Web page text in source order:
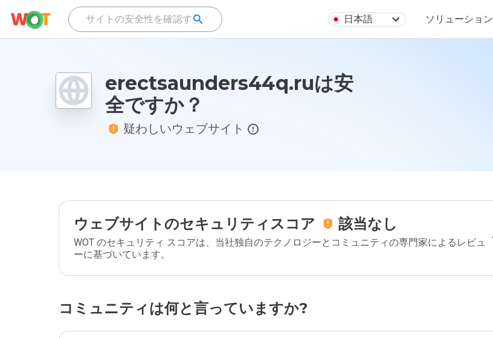
日本語 ソリューション
erectsaunders44q.ruは安
全ですか？
疑わしいウェブサイト
ウェブサイトのセキュリティスコア 該当なし
WOT のセキュリティ スコアは、当社独自のテクノロジーとコミュニティの専門家によるレビュ
ーに基づいています。
コミュニティは何と言っていますか?